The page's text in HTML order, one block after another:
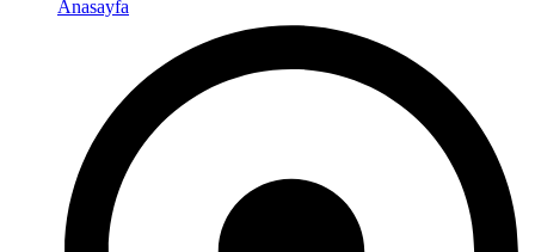
Anasayfa